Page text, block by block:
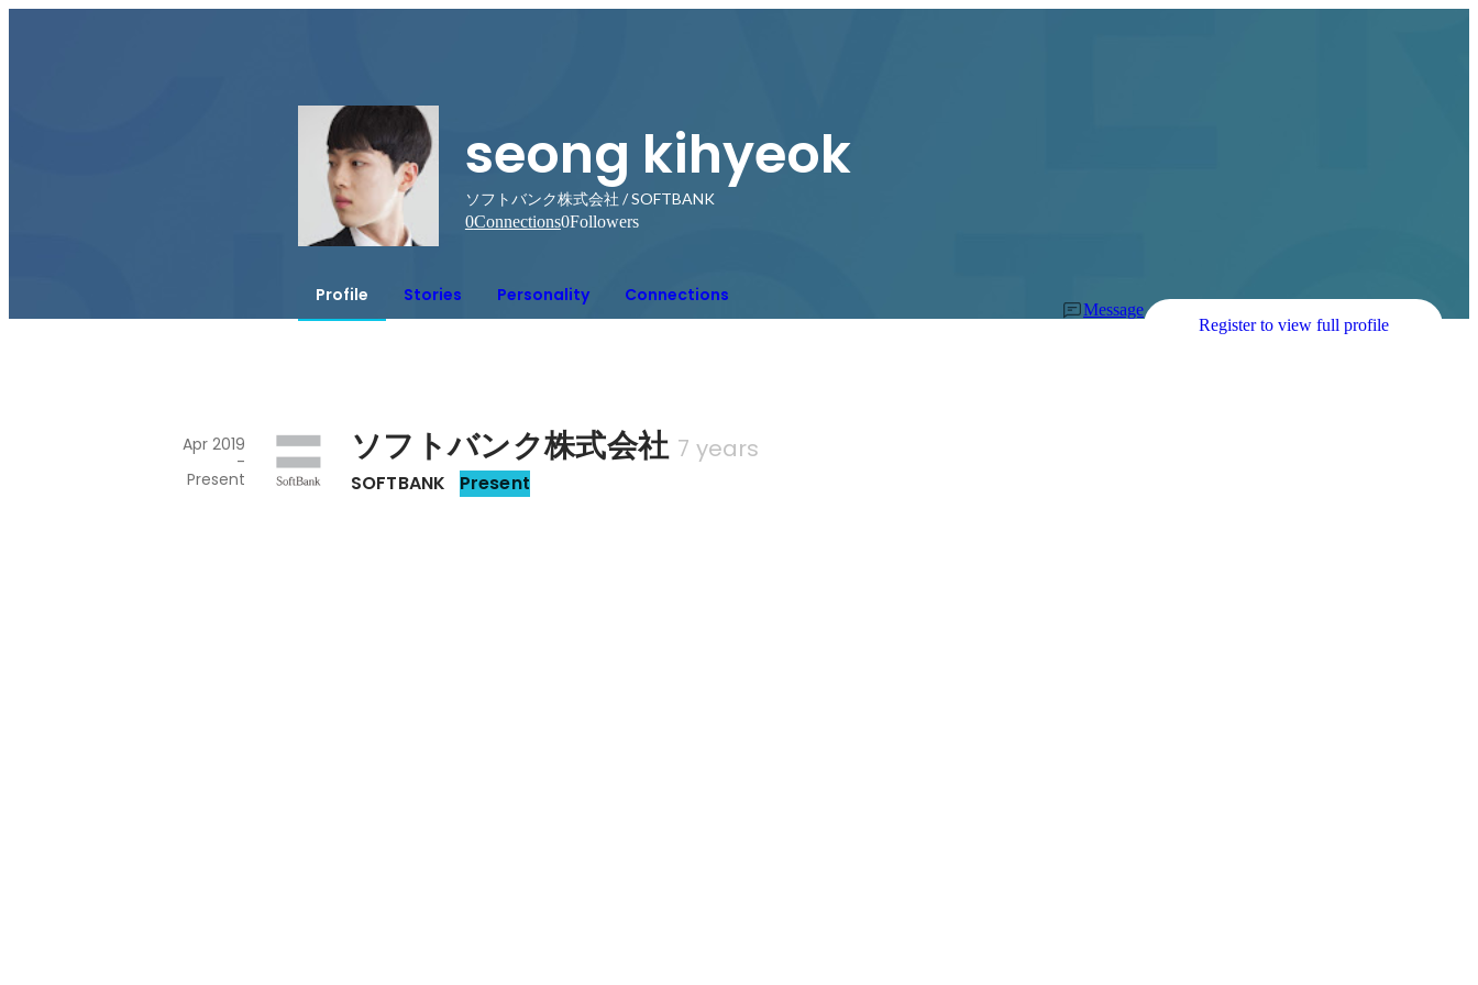
seong kihyeok
ソフトバンク株式会社 / SOFTBANK
0Connections0Followers
Profile Stories Personality Connections
Message
Register to view full profile
ソフトバンク株式会社 7 years
SOFTBANK Present
Apr 2019
-
Present